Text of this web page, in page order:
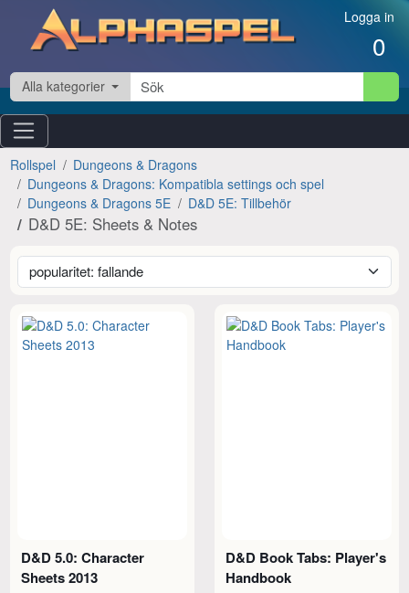
Hoppa till innehåll Logga in
0
Alla kategorier
Rollspel
Dungeons & Dragons
Dungeons & Dragons: Kompatibla settings och spel
Dungeons & Dragons 5E
D&D 5E: Tillbehör
D&D 5E: Sheets & Notes
D&D 5.0: Character
Sheets 2013
D&D Book Tabs: Player's
Handbook